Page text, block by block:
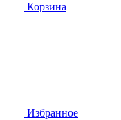
Корзина
Избранное